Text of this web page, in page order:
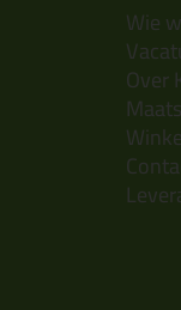
Wie
Over